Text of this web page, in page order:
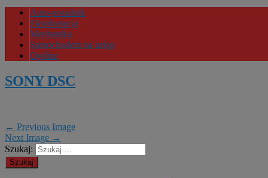
Auto-poradnik
Eksploatacja
Mechanika
Samochodem na urlop
Ogólne
SONY DSC
← Previous Image
Next Image →
Szukaj: